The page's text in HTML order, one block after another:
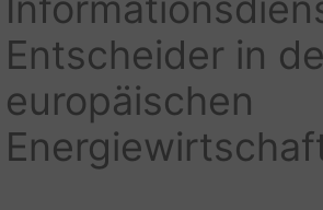
Entscheider in
europäischen